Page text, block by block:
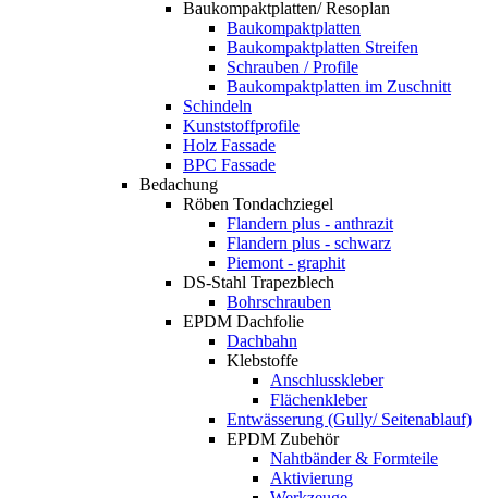
Baukompaktplatten/ Resoplan
Baukompaktplatten
Baukompaktplatten Streifen
Schrauben / Profile
Baukompaktplatten im Zuschnitt
Schindeln
Kunststoffprofile
Holz Fassade
BPC Fassade
Bedachung
Röben Tondachziegel
Flandern plus - anthrazit
Flandern plus - schwarz
Piemont - graphit
DS-Stahl Trapezblech
Bohrschrauben
EPDM Dachfolie
Dachbahn
Klebstoffe
Anschlusskleber
Flächenkleber
Entwässerung (Gully/ Seitenablauf)
EPDM Zubehör
Nahtbänder & Formteile
Aktivierung